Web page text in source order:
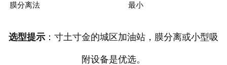
膜分离法 最小
选型提示：寸土寸金的城区加油站，膜分离或小型吸
附设备是优选。